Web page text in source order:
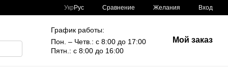
Укр Рус Сравнение Желания Вход
График работы:
Пон. – Четв.: с 8:00 до 17:00
Пятн.: с 8:00 до 16:00
Мой заказ